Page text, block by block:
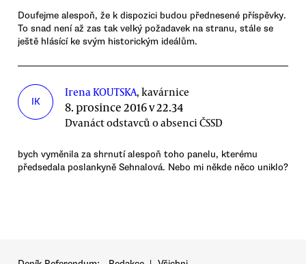
Doufejme alespoň, že k dispozici budou přednesené příspěvky.
To snad není až zas tak velký požadavek na stranu, stále se
ještě hlásící ke svým historickým ideálům.
IK
Irena KOUTSKA, kavárnice
8. prosince 2016 v 22.34
Dvanáct odstavců o absenci ČSSD
bych vyměnila za shrnutí alespoň toho panelu, kterému
předsedala poslankyně Sehnalová. Nebo mi někde něco uniklo?